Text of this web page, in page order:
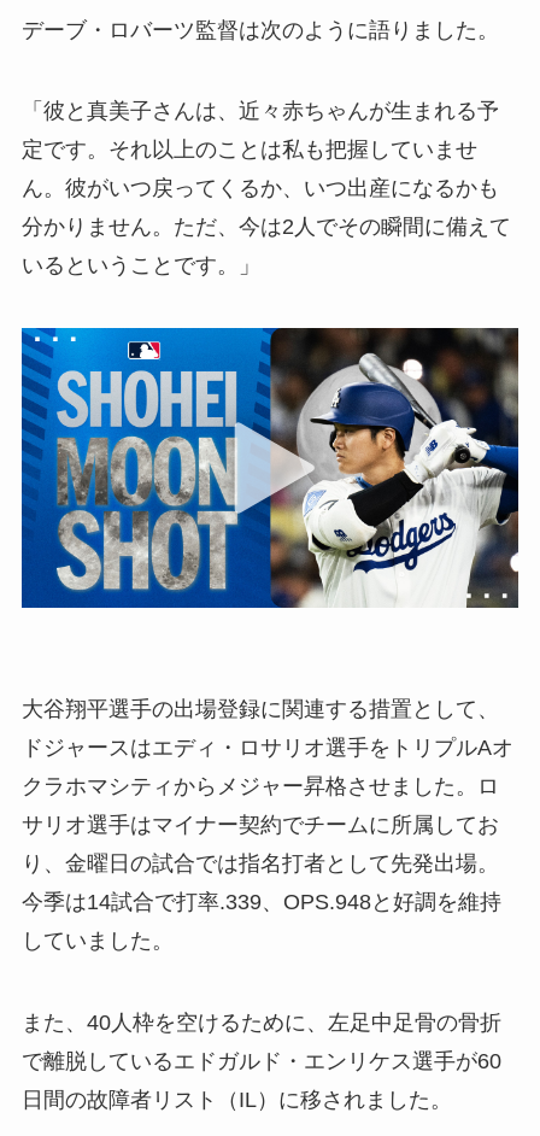
デーブ・ロバーツ監督は次のように語りました。
「彼と真美子さんは、近々赤ちゃんが生まれる予
定です。それ以上のことは私も把握していませ
ん。彼がいつ戻ってくるか、いつ出産になるかも
分かりません。ただ、今は2人でその瞬間に備えて
いるということです。」
大谷翔平選手の出場登録に関連する措置として、
ドジャースはエディ・ロサリオ選手をトリプルAオ
クラホマシティからメジャー昇格させました。ロ
サリオ選手はマイナー契約でチームに所属してお
り、金曜日の試合では指名打者として先発出場。
今季は14試合で打率.339、OPS.948と好調を維持
していました。
また、40人枠を空けるために、左足中足骨の骨折
で離脱しているエドガルド・エンリケス選手が60
日間の故障者リスト（IL）に移されました。